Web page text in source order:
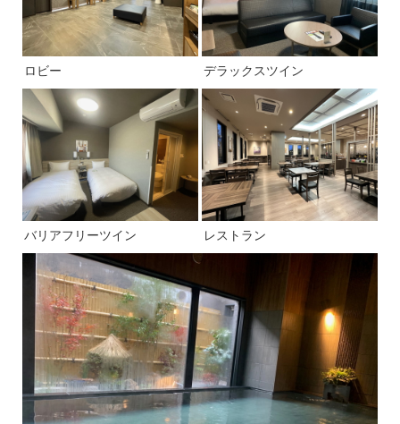
ロビー デラックスツイン
バリアフリーツイン レストラン